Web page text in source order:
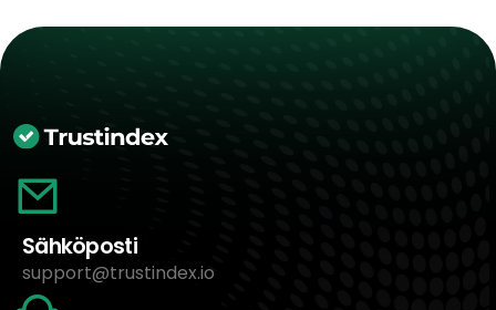
Sähköposti
support@trustindex.io